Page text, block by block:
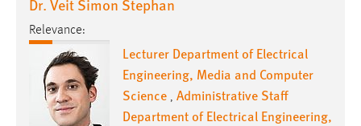
Dr. Veit Simon Stephan
Relevance:
Lecturer Department of Electrical
Engineering, Media and Computer
Science , Administrative Staff
Department of Electrical Engineering,